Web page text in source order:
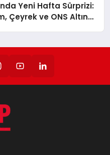
Yeni Hafta Sürprizi:
Çeyrek ve ONS Altın